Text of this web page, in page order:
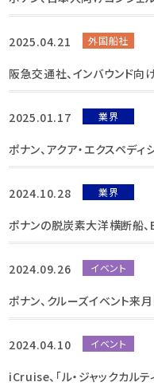
2025.04.21 外国船社
阪急交通社、インバウンド向
2025.01.17 業界
ポナン、アクア・エクスペディ
2024.10.28 業界
ポナンの脱炭素大洋横断船
2024.09.26 イベント
ポナン、クルーズイベント来
2024.04.10 イベント
iCruise、「ル・ジャックカル